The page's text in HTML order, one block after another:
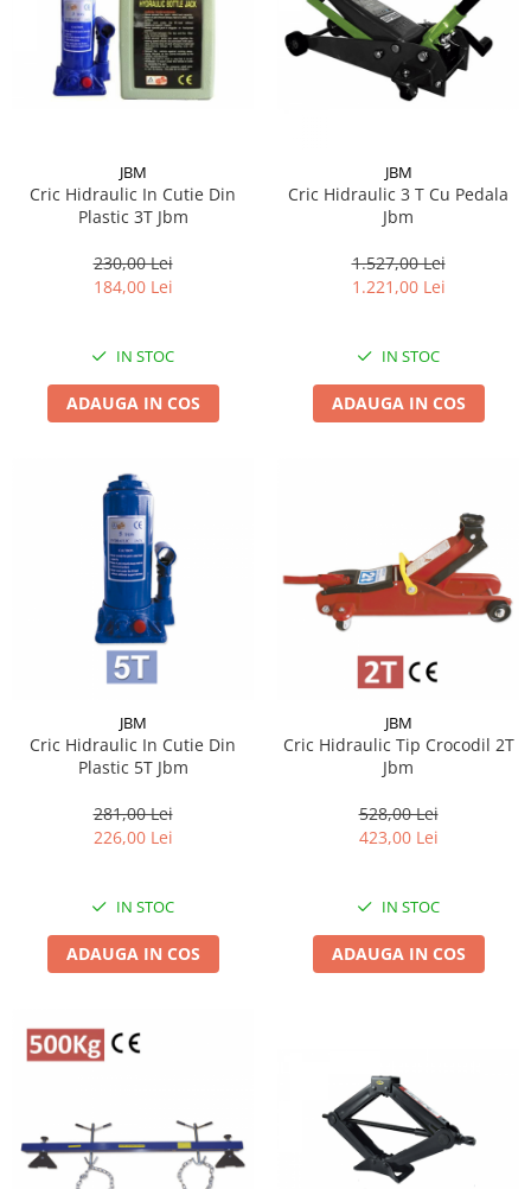
JBM
Cric Hidraulic In Cutie Din
Plastic 3T Jbm
230,00 Lei
184,00 Lei
IN STOC
ADAUGA IN COS
JBM
Cric Hidraulic 3 T Cu Pedala
Jbm
1.527,00 Lei
1.221,00 Lei
IN STOC
ADAUGA IN COS
JBM
Cric Hidraulic In Cutie Din
Plastic 5T Jbm
281,00 Lei
226,00 Lei
IN STOC
ADAUGA IN COS
JBM
Cric Hidraulic Tip Crocodil 2T
Jbm
528,00 Lei
423,00 Lei
IN STOC
ADAUGA IN COS